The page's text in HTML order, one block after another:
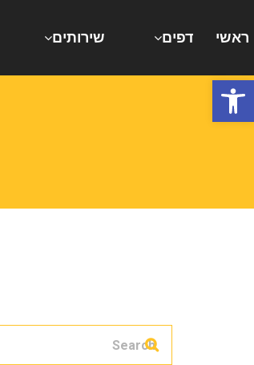
פתח סרגל נגישות
ראשי דפים שירותים